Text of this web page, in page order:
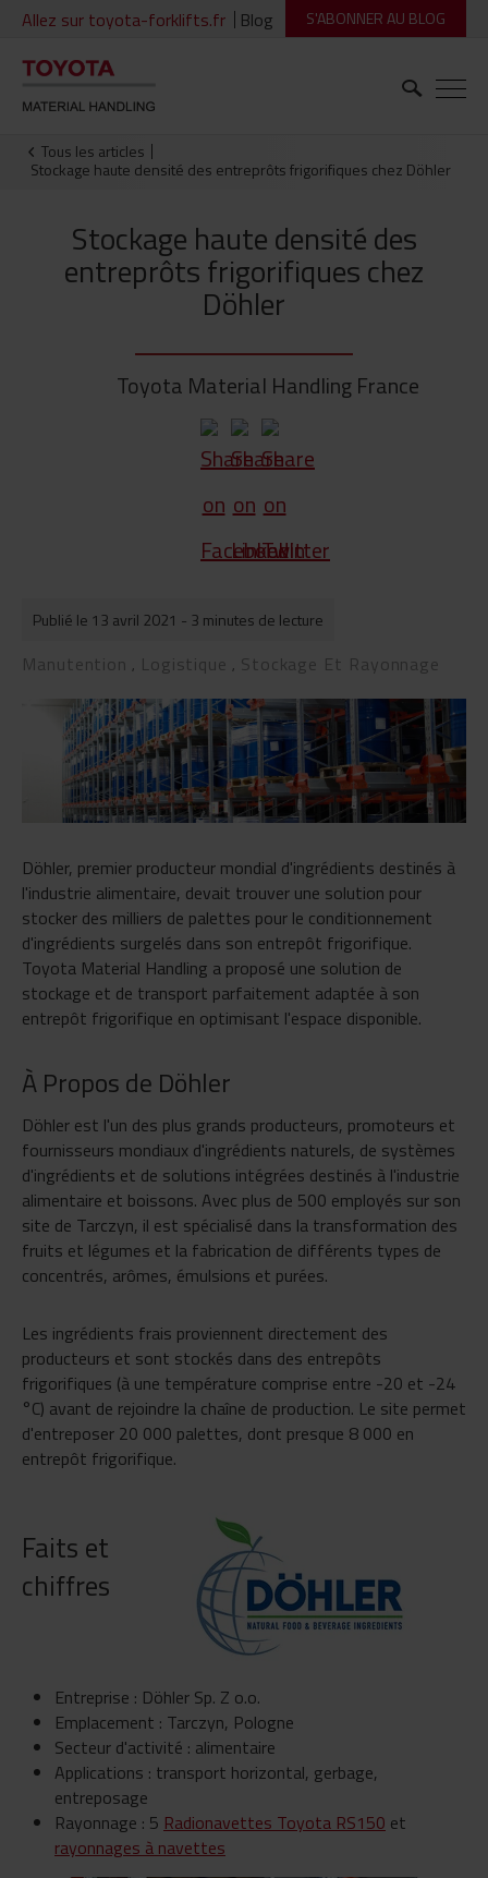
Allez sur toyota-forklifts.fr Blog S'ABONNER AU BLOG
Tous les articles
Stockage haute densité des entreprôts frigorifiques chez Döhler
Stockage haute densité des
entreprôts frigorifiques chez
Döhler
Toyota Material Handling France
Publié le 13 avril 2021 - 3 minutes de lecture
Manutention , Logistique , Stockage Et Rayonnage
Döhler, premier producteur mondial d'ingrédients destinés à
l'industrie alimentaire, devait trouver une solution pour
stocker des milliers de palettes pour le conditionnement
d'ingrédients surgelés dans son entrepôt frigorifique.
Toyota Material Handling a proposé une solution de
stockage et de transport parfaitement adaptée à son
entrepôt frigorifique en optimisant l'espace disponible.
À Propos de Döhler
Döhler est l'un des plus grands producteurs, promoteurs et
fournisseurs mondiaux d'ingrédients naturels, de systèmes
d'ingrédients et de solutions intégrées destinés à l'industrie
alimentaire et boissons. Avec plus de 500 employés sur son
site de Tarczyn, il est spécialisé dans la transformation des
fruits et légumes et la fabrication de différents types de
concentrés, arômes, émulsions et purées.
Les ingrédients frais proviennent directement des
producteurs et sont stockés dans des entrepôts
frigorifiques (à une température comprise entre -20 et -24
°C) avant de rejoindre la chaîne de production. Le site permet
d'entreposer 20 000 palettes, dont presque 8 000 en
entrepôt frigorifique.
Faits et
chiffres
Entreprise : Döhler Sp. Z o.o.
Emplacement : Tarczyn, Pologne
Secteur d'activité : alimentaire
Applications : transport horizontal, gerbage,
entreposage
Rayonnage : 5 Radionavettes Toyota RS150 et
rayonnages à navettes